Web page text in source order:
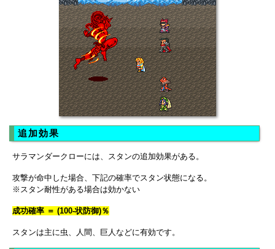
追加効果
サラマンダークローには、スタンの追加効果がある。
攻撃が命中した場合、下記の確率でスタン状態になる。
※スタン耐性がある場合は効かない
成功確率 ＝ (100-状防御)％
スタンは主に虫、人間、巨人などに有効です。